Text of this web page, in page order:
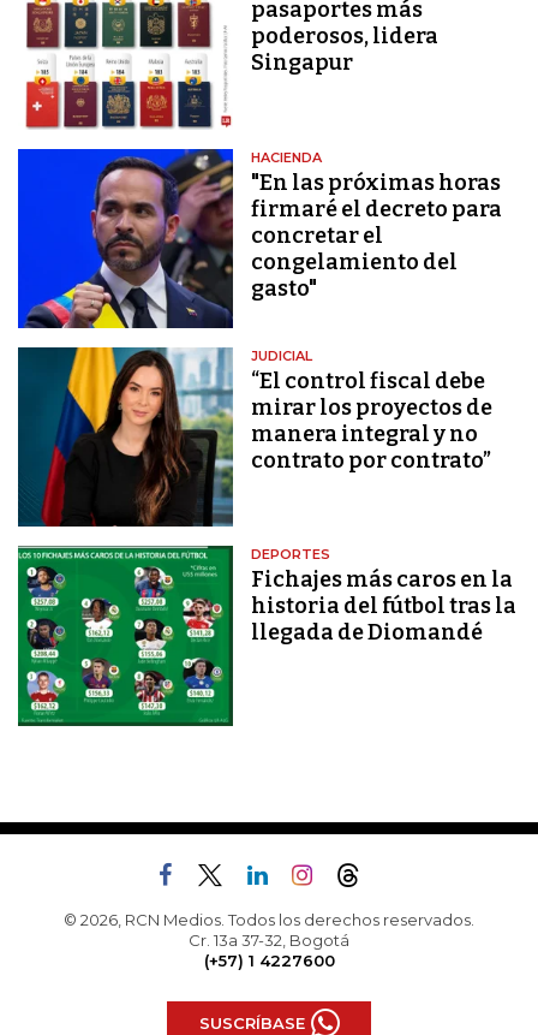
pasaportes más
poderosos, lidera
Singapur
HACIENDA
"En las próximas horas
firmaré el decreto para
concretar el
congelamiento del
gasto"
JUDICIAL
“El control fiscal debe
mirar los proyectos de
manera integral y no
contrato por contrato”
DEPORTES
Fichajes más caros en la
historia del fútbol tras la
llegada de Diomandé
© 2026, RCN Medios. Todos los derechos reservados.
Cr. 13a 37-32, Bogotá
(+57) 1 4227600
SUSCRÍBASE